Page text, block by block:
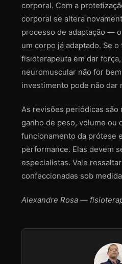
corporal. Com a
corporal se altera
processo de adaptação —
um corpo já adaptado. Se o
fisioterapeuta em dar
neuromuscular não for
investimento pode não dar
As revisões periódicas são
ganho de peso, volume ou
funcionamento da prótese
performance. Elas devem
especialistas. Vale
confeccionadas sob
Alexandre Rosa —